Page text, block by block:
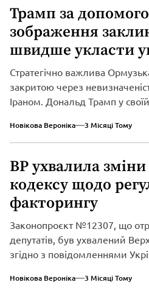
Трамп за
зображення
швидше укласти
Стратегічно важлива
закритою через
Іраном. Дональд Трамп у
Новікова Вероніка 3 Місяці Тому
ВР ухвалила
кодексу щодо
факторингу
Законопроєкт №12307, що
депутатів, був ухвалений
згідно з повідомленнями
Новікова Вероніка 3 Місяці Тому